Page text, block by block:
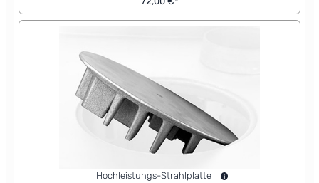
Hochleistungs-Strahlplatte